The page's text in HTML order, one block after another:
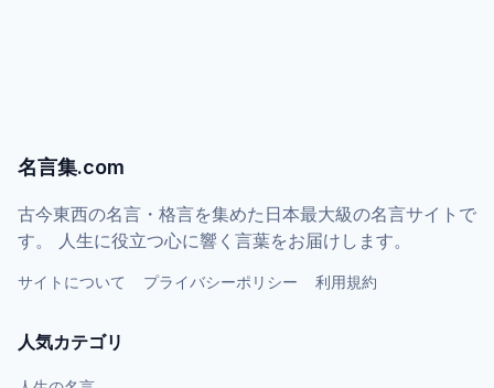
名言集.com
古今東西の名言・格言を集めた日本最大級の名言サイトで
す。 人生に役立つ心に響く言葉をお届けします。
サイトについて プライバシーポリシー 利用規約
人気カテゴリ